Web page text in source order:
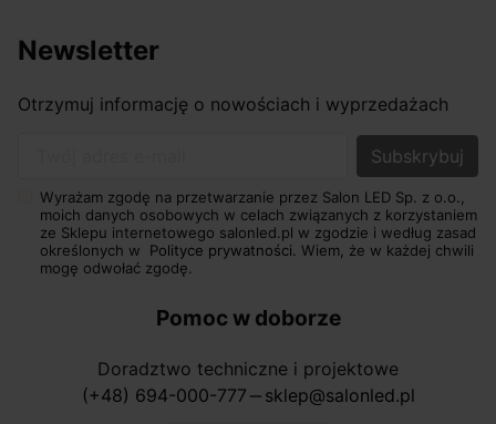
Newsletter
Otrzymuj informację o nowościach i wyprzedażach
Wyrażam zgodę na przetwarzanie przez Salon LED Sp. z o.o.,
moich danych osobowych w celach związanych z korzystaniem
ze Sklepu internetowego salonled.pl w zgodzie i według zasad
określonych w Polityce prywatności. Wiem, że w każdej chwili
mogę odwołać zgodę.
Pomoc w doborze
Doradztwo techniczne i projektowe
(+48) 694-000-777 horizontal_rule sklep@salonled.pl